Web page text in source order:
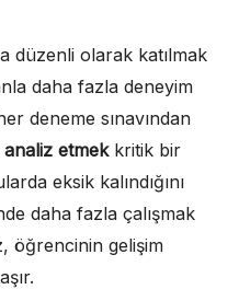
düzenli olarak katılmak
daha fazla deneyim
deneme sınavından
analiz etmekkritik bir
eksik kalındığını
daha fazla çalışmak
öğrencinin gelişim